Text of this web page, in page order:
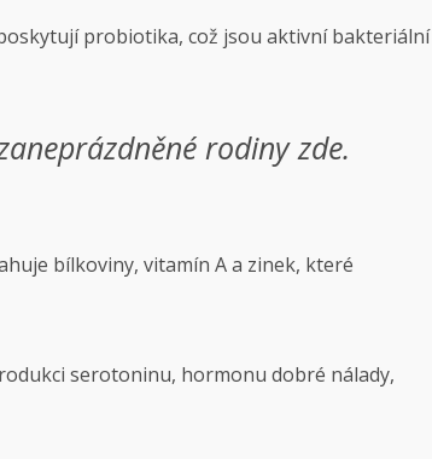
probiotika, což jsou aktivní bakteriální
rodiny zde.
bílkoviny, vitamín A a zinek, které
serotoninu, hormonu dobré nálady,